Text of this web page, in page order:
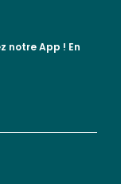
notre App ! En